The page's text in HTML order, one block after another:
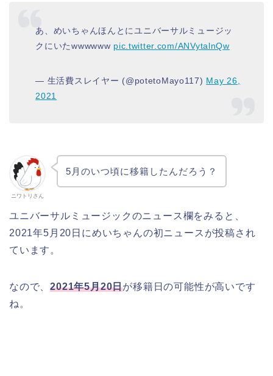
あ、めいちゃんほんとにユニバーサルミュージッ
クにいたwwwwww pic.twitter.com/ANVytalnQw
— 生活費スレイヤー (@potetoMayo117) May 26,
2021
ニワトリさん
5月のいつ頃に移籍したんだろう？
ユニバーサルミュージックのニュース欄をみると、
2021年5月20日にめいちゃんの初ニュースが投稿され
ています。
なので、2021年5月20日が移籍日の可能性が高いです
ね。